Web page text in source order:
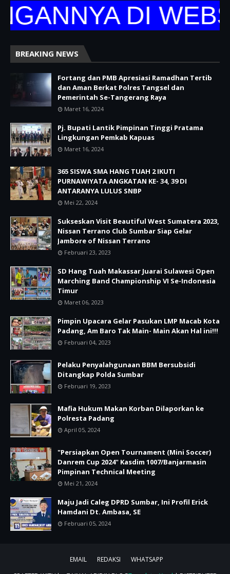
DI
BREAKING NEWS
Fortang dan PMB Apresiasi Ramadhan Tertib
dan Aman Berkat Polres Tangsel dan
Pemerintah Se-Tangerang Raya
Maret 16, 2024
Pj. Bupati Lantik Pimpinan Tinggi Pratama
Lingkungan Pemkab Kapuas
Maret 16, 2024
365 SISWA SMA HANG TUAH 2 IKUTI
PURNAWIYATA ANGKATAN KE- 34, 39 DI
ANTARANYA LULUS SNBP
Mei 22, 2024
Sukseskan Visit Beautiful West Sumatera 2023,
Nissan Terrano Club Sumbar Siap Gelar
Jambore of Nissan Terrano
Februari 23, 2023
SD Hang Tuah Makassar Juarai Sulawesi Open
Marching Band Championship VI Se-Indonesia
Timur
Maret 06, 2023
Pimpin Upacara Gelar Pasukan LMP Macab Kota
Padang, Am Baro Tak Main- Main Akan Hal ini!!!
Februari 04, 2023
Pelaku Penyalahgunaan BBM Bersubsidi
Ditangkap Polda Sumbar
Februari 19, 2023
Mafia Hukum Makan Korban Dilaporkan ke
Polresta Padang
April 05, 2024
"Persiapkan Open Tournament (Mini Soccer)
Danrem Cup 2024" Kasdim 1007/Banjarmasin
Pimpinan Technical Meeting
Mei 21, 2024
Maju Jadi Caleg DPRD Sumbar, Ini Profil Erick
Hamdani Dt. Ambasa, SE
Februari 05, 2024
EMAIL REDAKSI
WHATSAPP